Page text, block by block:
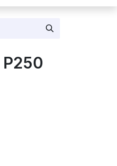
P250